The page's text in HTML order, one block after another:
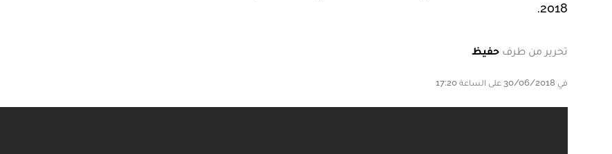
2018.
تحرير من طرف حفيظ
في 30/06/2018 على الساعة 17:20